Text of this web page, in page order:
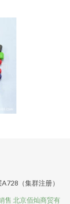
（集群注册）
售 北京佰灿商贸有